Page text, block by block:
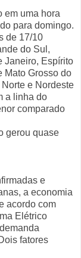
em uma hora
para domingo.
de 17/10
do Sul,
Janeiro, Espírito
Mato Grosso do
e Nordeste
a linha do
comparado
gerou quase
e
a economia
acordo com
Elétrico
fatores